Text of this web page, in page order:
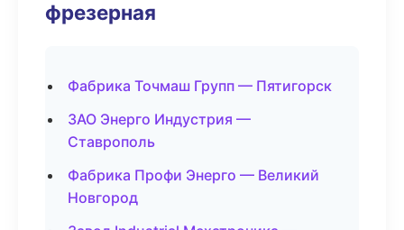
фрезерная
Фабрика Точмаш Групп — Пятигорск
ЗАО Энерго Индустрия —
Ставрополь
Фабрика Профи Энерго — Великий
Новгород